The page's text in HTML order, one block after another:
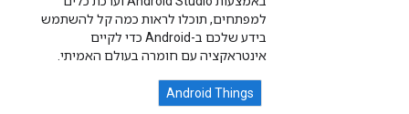
למפתחים, תוכלו לראות כמה קל להשתמש
בידע שלכם ב-Android כדי לקיים
אינטראקציה עם חומרה בעולם האמיתי.
Android Things